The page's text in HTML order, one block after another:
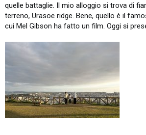
quelle battaglie. Il mio alloggio si trova di
terreno, Urasoe ridge. Bene, quello è il
cui Mel Gibson ha fatto un film. Oggi si